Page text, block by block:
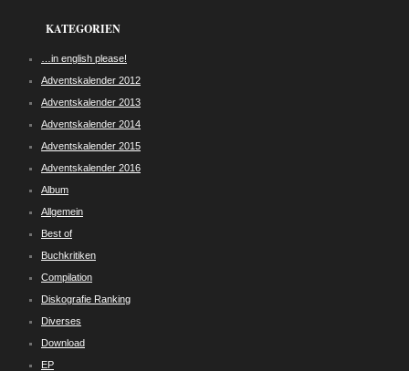
KATEGORIEN
…in english please!
Adventskalender 2012
Adventskalender 2013
Adventskalender 2014
Adventskalender 2015
Adventskalender 2016
Album
Allgemein
Best of
Buchkritiken
Compilation
Diskografie Ranking
Diverses
Download
EP